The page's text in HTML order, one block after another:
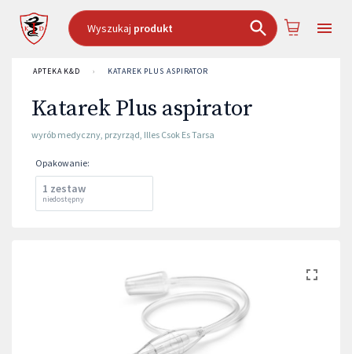
Wyszukaj produkt
APTEKA K&D › KATAREK PLUS ASPIRATOR
Katarek Plus aspirator
wyrób medyczny, przyrząd, Illes Csok Es Tarsa
Opakowanie:
1 zestaw
niedostępny